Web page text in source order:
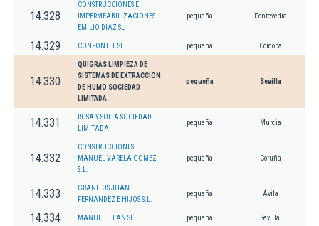
14.328
CONSTRUCCIONES E
IMPERMEABILIZACIONES
EMILIO DIAZ SL
pequeña Pontevedra
14.329 CONFONTEL SL. pequeña Córdoba
14.330
QUIGRAS LIMPIEZA DE
SISTEMAS DE EXTRACCION
DE HUMO SOCIEDAD
LIMITADA.
pequeña Sevilla
14.331
ROSA Y SOFIA SOCIEDAD
LIMITADA.
pequeña Murcia
14.332
CONSTRUCCIONES
MANUEL VARELA GOMEZ
S.L.
pequeña Coruña
14.333
GRANITOS JUAN
FERNANDEZ E HIJOS S.L.
pequeña Ávila
14.334 MANUEL ILLAN SL pequeña Sevilla